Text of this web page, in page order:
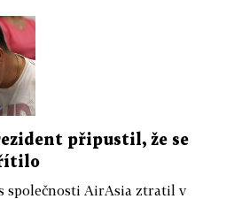
připustil, že se
společnosti AirAsia ztratil v